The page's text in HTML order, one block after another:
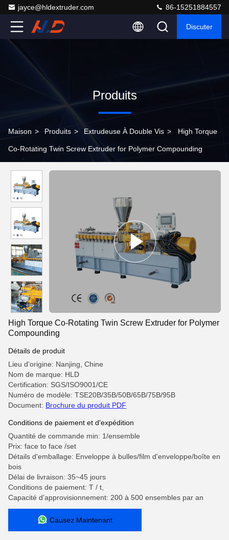
jayce@hldextruder.com 86-15251884557
Discuter
Produits
Maison > Produits > Extrudeuse À Double Vis > High Torque
Co-Rotating Twin Screw Extruder for Polymer Compounding
High Torque Co-Rotating Twin Screw Extruder for Polymer
Compounding
Détails de produit
Lieu d'origine: Nanjing, Chine
Nom de marque: HLD
Certification: SGS/ISO9001/CE
Numéro de modèle: TSE20B/35B/50B/65B/75B/95B
Document: Brochure du produit PDF
Conditions de paiement et d'expédition
Quantité de commande min: 1/ensemble
Prix: face to face /set
Détails d'emballage: Enveloppe à bulles/film d'enveloppe/boîte en
bois
Délai de livraison: 35~45 jours
Conditions de paiement: T / t,
Capacité d'approvisionnement: 200 à 500 ensembles par an
Causez Maintenant